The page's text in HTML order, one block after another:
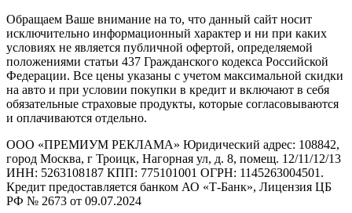
Обращаем Ваше внимание на то, что данный сайт носит
исключительно информационный характер и ни при каких
условиях не является публичной офертой, определяемой
положениями статьи 437 Гражданского кодекса Российской
Федерации. Все цены указаны с учетом максимальной скидки
на авто и при условии покупки в кредит и включают в себя
обязательные страховые продукты, которые согласовываются
и оплачиваются отдельно.
ООО «ПРЕМИУМ РЕКЛАМА» Юридический адрес: 108842,
город Москва, г Троицк, Нагорная ул, д. 8, помещ. 12/11/12/13
ИНН: 5263108187 КПП: 775101001 ОГРН: 1145263004501.
Кредит предоставляется банком АО «Т-Банк», Лицензия ЦБ
РФ № 2673 от 09.07.2024